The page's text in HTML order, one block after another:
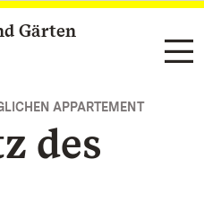
Gärten
APPARTEMENT
des